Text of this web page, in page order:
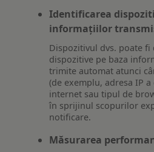
Identificarea
informațiilor
Dispozitivul dvs. poate
dispozitive pe baza
trimite automat atunci
(de exemplu, adresa IP
internet sau tipul de
în sprijinul scopurilor
notificare.
Măsurarea